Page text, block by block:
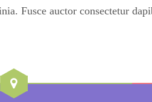
Fusce auctor consectetur